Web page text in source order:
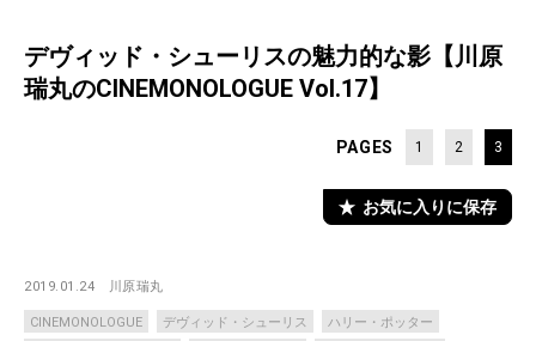
デヴィッド・シューリスの魅力的な影【川原
瑞丸のCINEMONOLOGUE Vol.17】
PAGES 1 2 3
お気に入りに保存
2019.01.24 川原瑞丸
CINEMONOLOGUE デヴィッド・シューリス
ハリー・ポッター